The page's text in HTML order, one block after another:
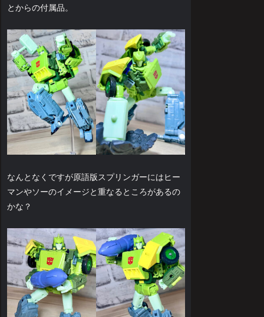
とからの付属品。
なんとなくですが原語版スプリンガーにはヒー
マンやソーのイメージと重なるところがあるの
かな？